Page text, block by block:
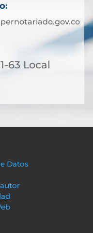
63 Local
Datos